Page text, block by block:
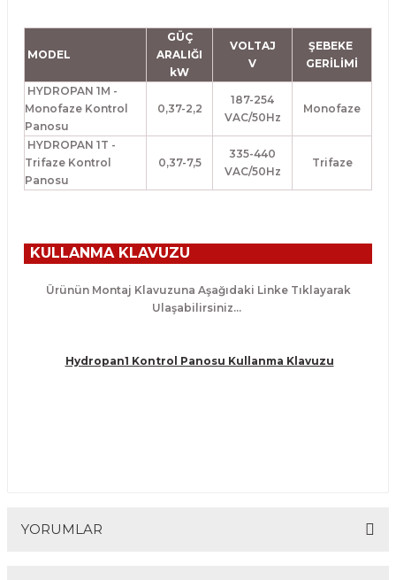
MODEL
GÜÇ
ARALIĞI
kW
VOLTAJ
V
ŞEBEKE
GERİLİMİ
HYDROPAN 1M -
Monofaze Kontrol
Panosu
0,37-2,2
187-254
VAC/50Hz
Monofaze
HYDROPAN 1T -
Trifaze Kontrol
Panosu
0,37-7,5
335-440
VAC/50Hz
Trifaze
KULLANMA KLAVUZU
Ürünün Montaj Klavuzuna Aşağıdaki Linke Tıklayarak
Ulaşabilirsiniz...
Hydropan1 Kontrol Panosu Kullanma Klavuzu
YORUMLAR